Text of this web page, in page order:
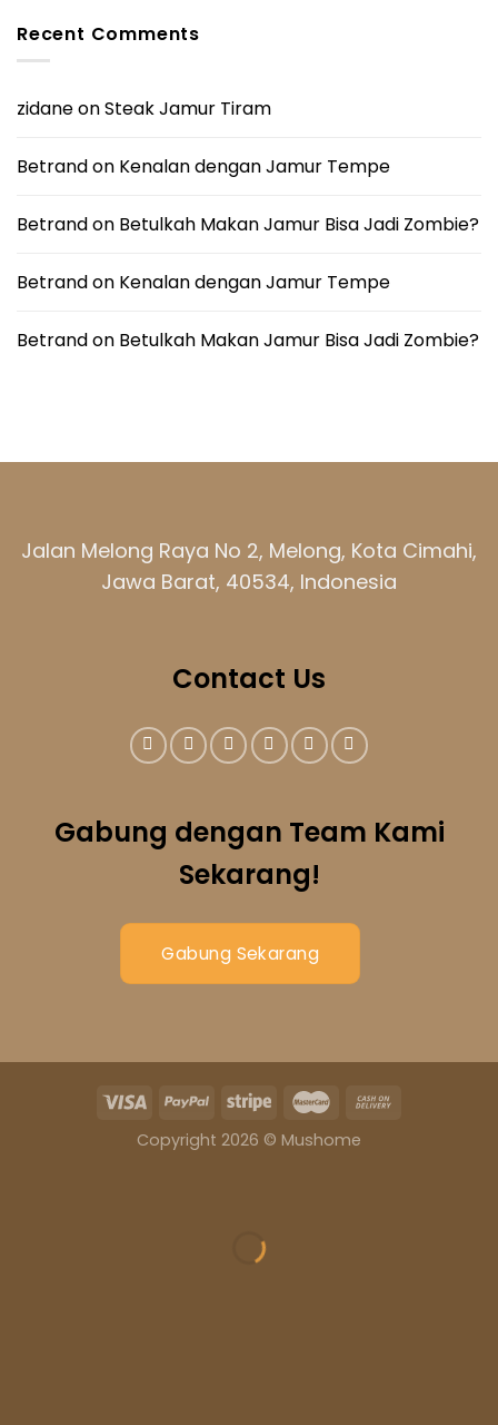
Recent Comments
zidaneonSteak Jamur Tiram
Betrandon Kenalan dengan Jamur Tempe
Betrandon Betulkah Makan Jamur Bisa Jadi Zombie?
Betrandon Kenalan dengan Jamur Tempe
Betrandon Betulkah Makan Jamur Bisa Jadi Zombie?
Jalan Melong Raya No 2, Melong, Kota Cimahi,
Jawa Barat, 40534, Indonesia
Contact Us
Gabung dengan Team Kami
Sekarang!
Gabung Sekarang
Copyright 2026 © Mushome